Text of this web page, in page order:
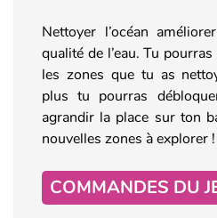
Nettoyer l’océan
qualité de l’eau. Tu
les zones que tu as
plus tu pourras
agrandir la place sur ton
nouvelles zones à explorer !
COMMANDES DU